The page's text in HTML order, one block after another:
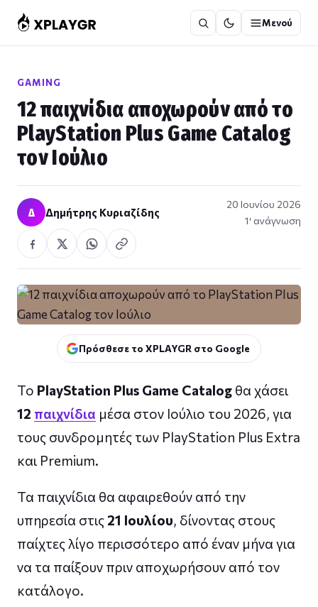
στο
περιεχόμενο
Μενού
GAMING
12 παιχνίδια αποχωρούν από το
PlayStation Plus Game Catalog
τον Ιούλιο
Δ Δημήτρης Κυριαζίδης
20 Ιουνίου 2026
1′ ανάγνωση
Πρόσθεσε το XPLAYGR στο Google
Το PlayStation Plus Game Catalog θα χάσει
12 παιχνίδια μέσα στον Ιούλιο του 2026, για
τους συνδρομητές των PlayStation Plus Extra
και Premium.
Τα παιχνίδια θα αφαιρεθούν από την
υπηρεσία στις 21 Ιουλίου, δίνοντας στους
παίχτες λίγο περισσότερο από έναν μήνα για
να τα παίξουν πριν αποχωρήσουν από τον
κατάλογο.